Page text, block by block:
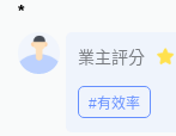
*
業主評分
#有效率